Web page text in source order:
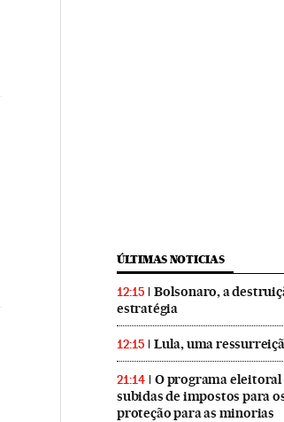
ÚLTIMAS NOTICIAS
12:15
Bolsonaro, a
estratégia
12:15 Lula, uma
21:14
O programa eleitoral
subidas de impostos para
proteção para as minorias